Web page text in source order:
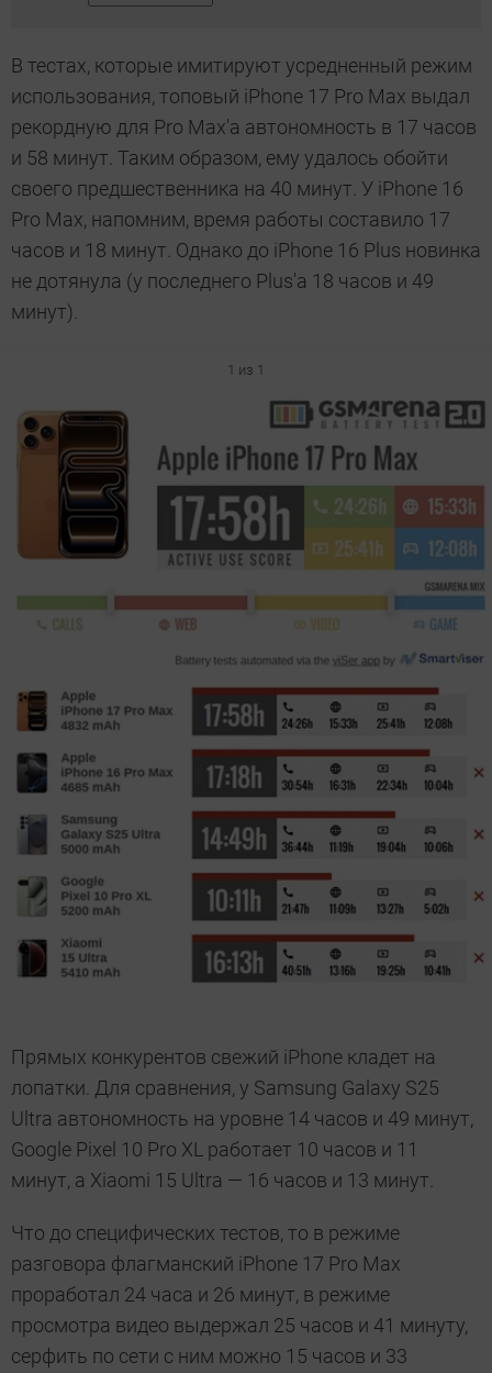
В тестах, которые имитируют усредненный режим
использования, топовый iPhone 17 Pro Max выдал
рекордную для Pro Max'а автономность в 17 часов
и 58 минут. Таким образом, ему удалось обойти
своего предшественника на 40 минут. У iPhone 16
Pro Max, напомним, время работы составило 17
часов и 18 минут. Однако до iPhone 16 Plus новинка
не дотянула (у последнего Plus'а 18 часов и 49
минут).
1 из 1
Прямых конкурентов свежий iPhone кладет на
лопатки. Для сравнения, у Samsung Galaxy S25
Ultra автономность на уровне 14 часов и 49 минут,
Google Pixel 10 Pro XL работает 10 часов и 11
минут, а Xiaomi 15 Ultra — 16 часов и 13 минут.
Что до специфических тестов, то в режиме
разговора флагманский iPhone 17 Pro Max
проработал 24 часа и 26 минут, в режиме
просмотра видео выдержал 25 часов и 41 минуту,
серфить по сети с ним можно 15 часов и 33